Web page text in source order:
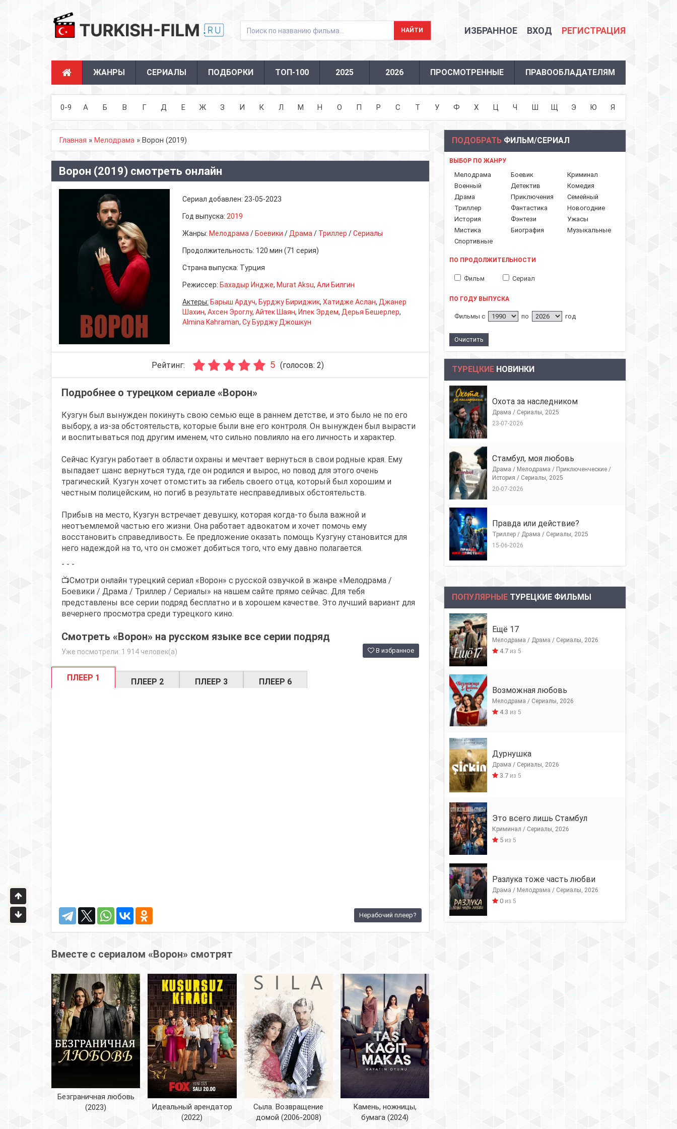
ИЗБРАННОЕ ВХОД РЕГИСТРАЦИЯ
ЖАНРЫ СЕРИАЛЫ ПОДБОРКИ ТОП-100 2025 2026 ПРОСМОТРЕННЫЕ ПРАВООБЛАДАТЕЛЯМ
0-9 А Б В Г Д Е Ж З И К Л М Н О П Р С Т У Ф Х Ц Ч Ш Щ Э Ю Я
Главная » Мелодрама » Ворон (2019)
Ворон (2019) смотреть онлайн
Сериал добавлен: 23-05-2023
Год выпуска: 2019
Жанры: Мелодрама / Боевики / Драма / Триллер /Сериалы
Продолжительность: 120 мин (71 серия)
Страна выпуска: Турция
Режиссер: Бахадыр Индже, Murat Aksu, Али Билгин
Актеры: Барыш Ардуч, Бурджу Бириджик, Хатидже Аслан, Джанер
Шахин, Ахсен Эроглу, Айтек Шаян, Ипек Эрдем, Дерья Бешерлер,
Almina Kahraman, Су Бурджу Джошкун
Рейтинг: 5 (голосов: 2)
Подробнее о турецком сериале «Ворон»
Кузгун был вынужден покинуть свою семью еще в раннем детстве, и это было не по его
выбору, а из-за обстоятельств, которые были вне его контроля. Он вынужден был вырасти
и воспитываться под другим именем, что сильно повлияло на его личность и характер.
Сейчас Кузгун работает в области охраны и мечтает вернуться в свои родные края. Ему
выпадает шанс вернуться туда, где он родился и вырос, но повод для этого очень
трагический. Кузгун хочет отомстить за гибель своего отца, который был хорошим и
честным полицейским, но погиб в результате несправедливых обстоятельств.
Прибыв на место, Кузгун встречает девушку, которая когда-то была важной и
неотъемлемой частью его жизни. Она работает адвокатом и хочет помочь ему
восстановить справедливость. Ее предложение оказать помощь Кузгуну становится для
него надеждой на то, что он сможет добиться того, что ему давно полагается.
- - -
📺Смотри онлайн турецкий сериал «Ворон» с русской озвучкой в жанре «Мелодрама /
Боевики / Драма / Триллер / Сериалы» на нашем сайте прямо сейчас. Для тебя
представлены все серии подряд бесплатно и в хорошем качестве. Это лучший вариант для
вечернего просмотра среди турецкого кино.
Смотреть «Ворон» на русском языке все серии подряд
Уже посмотрели: 1 914 человек(а) В избранное
ПЛЕЕР 1 ПЛЕЕР 2 ПЛЕЕР 3 ПЛЕЕР 6
Нерабочий плеер?
Вместе с сериалом «Ворон» смотрят
Безграничная любовь
(2023)
Идеальный арендатор
(2022)
Сыла. Возвращение
домой (2006-2008)
Камень, ножницы,
бумага (2024)
ПОДОБРАТЬ ФИЛЬМ/СЕРИАЛ
ВЫБОР ПО ЖАНРУ
Мелодрама Боевик
Криминал
Военный
Детектив
Комедия
Драма
Приключения
Семейный
Триллер
Фантастика
Новогодние
История
Фэнтези
Ужасы
Мистика
Биография
Музыкальные
Спортивные
ПО ПРОДОЛЖИТЕЛЬНОСТИ
Фильм Сериал
ПО ГОДУ ВЫПУСКА
Фильмы с по год
ТУРЕЦКИЕ НОВИНКИ
Охота за наследником
Драма / Сериалы, 2025
23-07-2026
Стамбул, моя любовь
Драма / Мелодрама / Приключенческие /
История / Сериалы, 2025
20-07-2026
Правда или действие?
Триллер / Драма / Сериалы, 2025
15-06-2026
ПОПУЛЯРНЫЕ ТУРЕЦКИЕ ФИЛЬМЫ
Ещё 17
Мелодрама / Драма / Сериалы, 2026
4.7из 5
Возможная любовь
Мелодрама / Сериалы, 2026
4.3 из 5
Дурнушка
Драма / Сериалы, 2026
3.7из 5
Это всего лишь Стамбул
Криминал / Сериалы, 2026
5из 5
Разлука тоже часть любви
Драма / Мелодрама / Сериалы, 2026
0из 5